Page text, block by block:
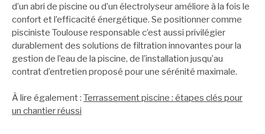
d’un abri de piscine ou d’un électrolyseur améliore à la fois le
confort et l’efficacité énergétique. Se positionner comme
pisciniste Toulouse responsable c’est aussi privilégier
durablement des solutions de filtration innovantes pour la
gestion de l’eau de la piscine, de l’installation jusqu’au
contrat d’entretien proposé pour une sérénité maximale.
À lire également : Terrassement piscine : étapes clés pour
un chantier réussi